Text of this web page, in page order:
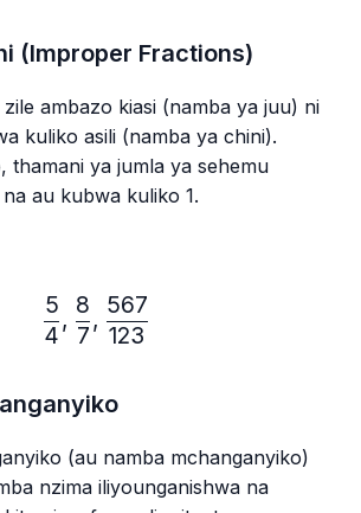
(Improper Fractions)
ambazo kiasi (namba ya juu) ni
kuliko asili (namba ya chini).
thamani ya jumla ya sehemu
au kubwa kuliko 1.
4
5
,
7
8
,
123
567
(au namba mchanganyiko)
nzima iliyounganishwa na